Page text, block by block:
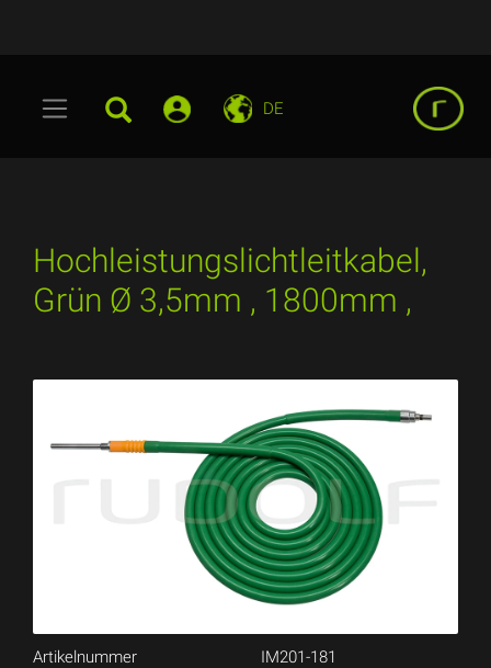
DE
Hochleistungslichtleitkabel,
Grün Ø 3,5mm , 1800mm ,
Artikelnummer IM201-181